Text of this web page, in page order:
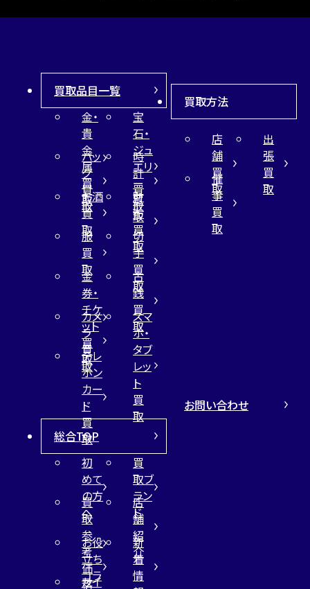
買取品目一覧
金・
貴
金
属
買
取
宝
石・
ジュ
エリ
ー
買
取
バッ
グ
買
取
時
計
買
取
お酒
買
取
財
布
買
取
服
買
取
切
手
買
取
金
券・
チケ
ット
買
取
古
銭
買
取
カメ
ラ
買
取
スマ
ホ・
タブ
レッ
ト
買
取
テレ
ホン
カー
ド
買
取
買取方法
店
舗
買
取
出
張
買
取
催
事
買
取
総合TOP
初
めて
の方
へ
買
取ブ
ラン
ド
買
取
参
考
価
格
店
舗
紹
介
お役
立ち
コラ
新
着
情
サイ
お問い合わせ